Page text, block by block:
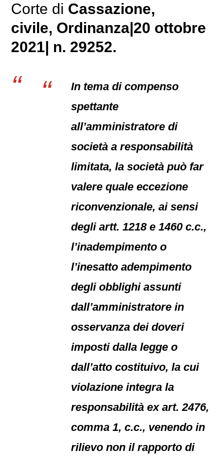
Corte di Cassazione,
civile, Ordinanza|20 ottobre
2021| n. 29252.
In tema di compenso
spettante
all’amministratore di
società a responsabilità
limitata, la società può far
valere quale eccezione
riconvenzionale, ai sensi
degli artt. 1218 e 1460 c.c.,
l’inadempimento o
l’inesatto adempimento
degli obblighi assunti
dall’amministratore in
osservanza dei doveri
imposti dalla legge o
dall’atto costituivo, la cui
violazione integra la
responsabilità ex art. 2476,
comma 1, c.c., venendo in
rilievo non il rapporto di